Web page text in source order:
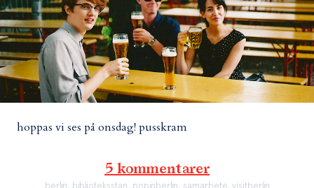
hoppas vi ses på onsdag! pusskram
5 kommentarer
berlin biblioteksstan popinberlin samarbete, visitberlin